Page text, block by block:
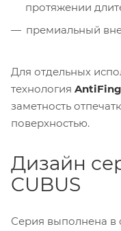
протяжении
премиальный
Для отдельных
технология
заметность
поверхностью.
Дизайн
CUBUS
Серия выполнена в